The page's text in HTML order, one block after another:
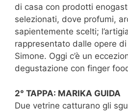
di casa con prodotti
selezionati, dove profumi,
sapientemente scelti;
rappresentato dalle opere
Simone. Oggi c’è un
degustazione con finger
2° TAPPA: MARIKA GUIDA
Due vetrine catturano gli